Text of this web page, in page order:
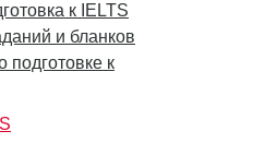
к IELTS
и бланков
подготовке к